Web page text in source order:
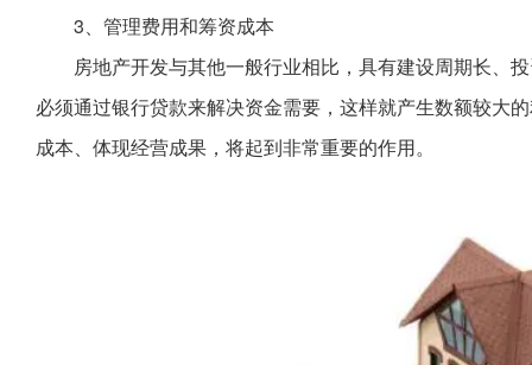
3、管理费用和筹资成本
房地产开发与其他一般行业相比，具有建设周期长、
必须通过银行贷款来解决资金需要，这样就产生数额较大
成本、体现经营成果，将起到非常重要的作用。